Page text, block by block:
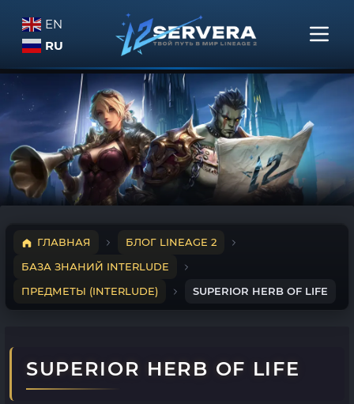
EN
RU
ГЛАВНАЯ
БЛОГ LINEAGE 2
БАЗА ЗНАНИЙ INTERLUDE
ПРЕДМЕТЫ (INTERLUDE)
SUPERIOR HERB OF LIFE
SUPERIOR HERB OF LIFE